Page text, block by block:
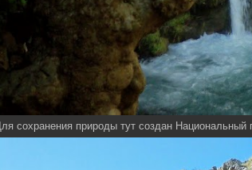
сохранения природы тут создан